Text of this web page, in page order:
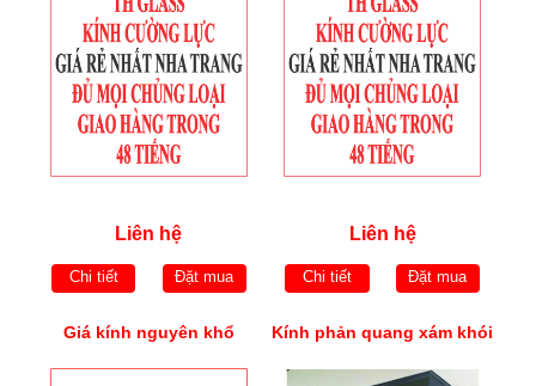
Liên hệ
Chi tiết Đặt mua
Liên hệ
Chi tiết Đặt mua
Giá kính nguyên khổ Kính phản quang xám khói